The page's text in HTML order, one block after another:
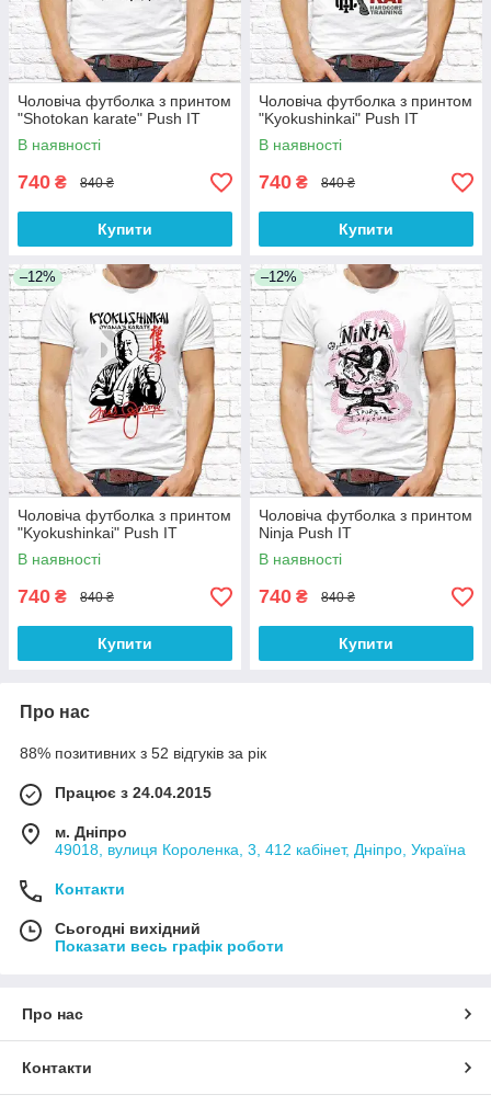
Чоловіча футболка з принтом
"Shotokan karate" Push IT
В наявності
740 ₴ 840 ₴
Купити
Чоловіча футболка з принтом
"Kyokushinkai" Push IT
В наявності
740 ₴ 840 ₴
Купити
–12%
Чоловіча футболка з принтом
"Kyokushinkai" Push IT
В наявності
740 ₴ 840 ₴
Купити
–12%
Чоловіча футболка з принтом
Ninja Push IT
В наявності
740 ₴ 840 ₴
Купити
Про нас
88% позитивних з 52 відгуків за рік
Працює з 24.04.2015
м. Дніпро
49018, вулиця Короленка, 3, 412 кабінет, Дніпро, Україна
Контакти
Сьогодні вихідний
Показати весь графік роботи
Про нас
Контакти